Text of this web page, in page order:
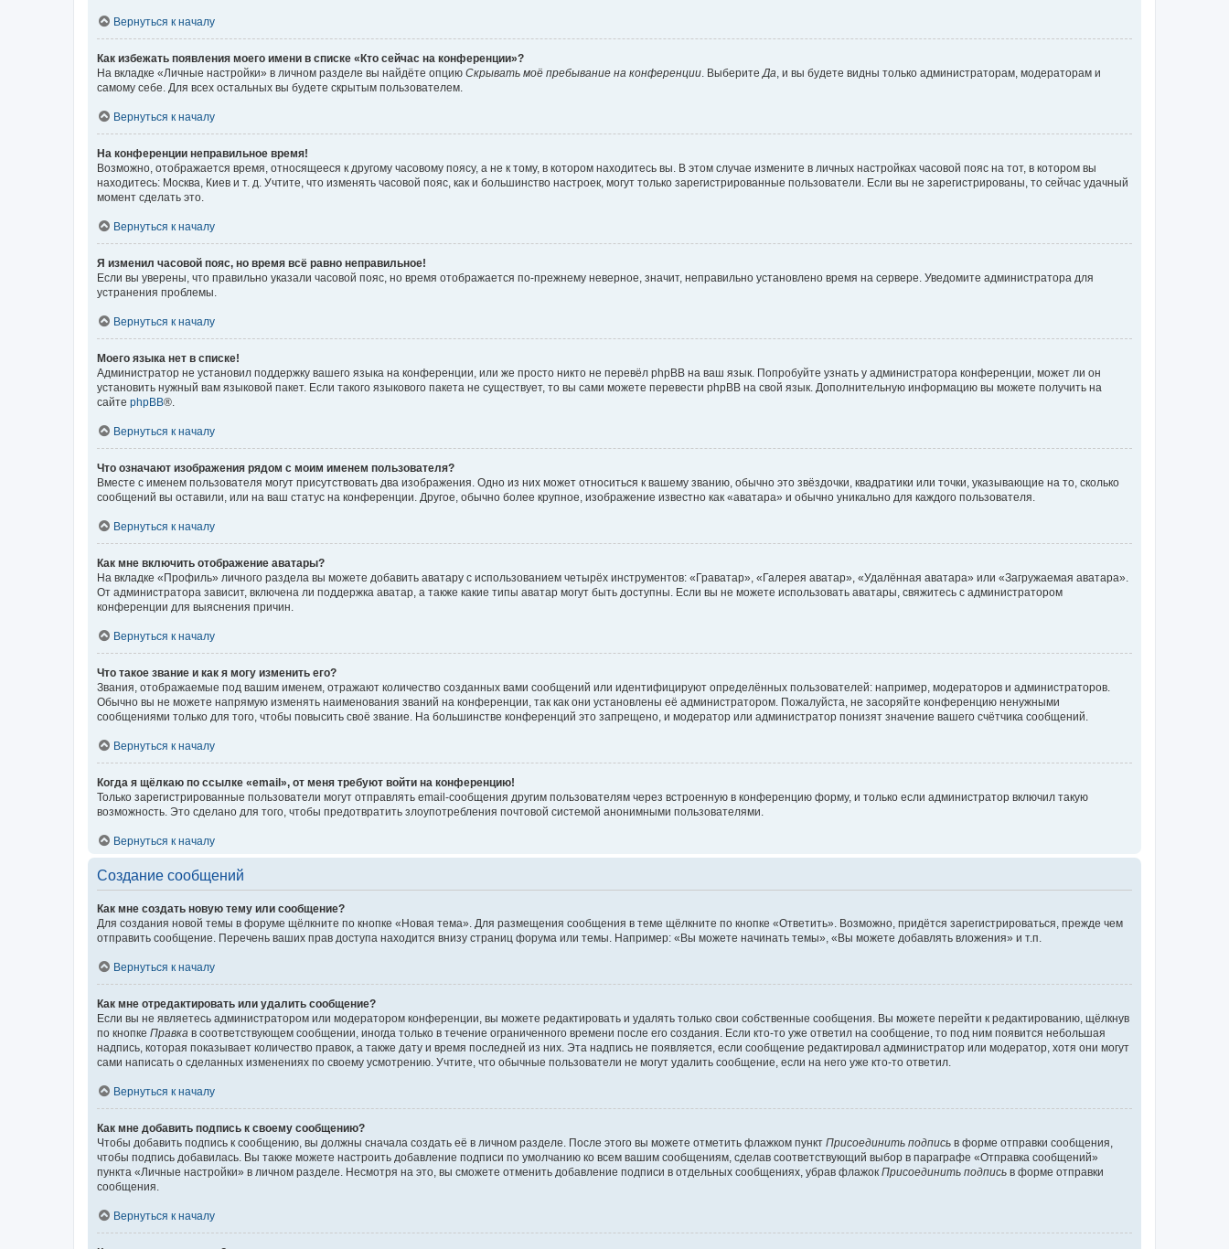
Вернуться к началу
Как избежать появления моего имени в списке «Кто сейчас на конференции»?
На вкладке «Личные настройки» в личном разделе вы найдёте опцию Скрывать моё пребывание на конференции . Выберите Да , и вы будете видны только администраторам, модераторам и
самому себе. Для всех остальных вы будете скрытым пользователем.
Вернуться к началу
На конференции неправильное время!
Возможно, отображается время, относящееся к другому часовому поясу, а не к тому, в котором находитесь вы. В этом случае измените в личных настройках часовой пояс на тот, в котором вы
находитесь: Москва, Киев и т. д. Учтите, что изменять часовой пояс, как и большинство настроек, могут только зарегистрированные пользователи. Если вы не зарегистрированы, то сейчас удачный
момент сделать это.
Вернуться к началу
Я изменил часовой пояс, но время всё равно неправильное!
Если вы уверены, что правильно указали часовой пояс, но время отображается по-прежнему неверное, значит, неправильно установлено время на сервере. Уведомите администратора для
устранения проблемы.
Вернуться к началу
Моего языка нет в списке!
Администратор не установил поддержку вашего языка на конференции, или же просто никто не перевёл phpBB на ваш язык. Попробуйте узнать у администратора конференции, может ли он
установить нужный вам языковой пакет. Если такого языкового пакета не существует, то вы сами можете перевести phpBB на свой язык. Дополнительную информацию вы можете получить на
сайте phpBB®.
Вернуться к началу
Что означают изображения рядом с моим именем пользователя?
Вместе с именем пользователя могут присутствовать два изображения. Одно из них может относиться к вашему званию, обычно это звёздочки, квадратики или точки, указывающие на то, сколько
сообщений вы оставили, или на ваш статус на конференции. Другое, обычно более крупное, изображение известно как «аватара» и обычно уникально для каждого пользователя.
Вернуться к началу
Как мне включить отображение аватары?
На вкладке «Профиль» личного раздела вы можете добавить аватару с использованием четырёх инструментов: «Граватар», «Галерея аватар», «Удалённая аватара» или «Загружаемая аватара».
От администратора зависит, включена ли поддержка аватар, а также какие типы аватар могут быть доступны. Если вы не можете использовать аватары, свяжитесь с администратором
конференции для выяснения причин.
Вернуться к началу
Что такое звание и как я могу изменить его?
Звания, отображаемые под вашим именем, отражают количество созданных вами сообщений или идентифицируют определённых пользователей: например, модераторов и администраторов.
Обычно вы не можете напрямую изменять наименования званий на конференции, так как они установлены её администратором. Пожалуйста, не засоряйте конференцию ненужными
сообщениями только для того, чтобы повысить своё звание. На большинстве конференций это запрещено, и модератор или администратор понизят значение вашего счётчика сообщений.
Вернуться к началу
Когда я щёлкаю по ссылке «email», от меня требуют войти на конференцию!
Только зарегистрированные пользователи могут отправлять email-сообщения другим пользователям через встроенную в конференцию форму, и только если администратор включил такую
возможность. Это сделано для того, чтобы предотвратить злоупотребления почтовой системой анонимными пользователями.
Вернуться к началу
Создание сообщений
Как мне создать новую тему или сообщение?
Для создания новой темы в форуме щёлкните по кнопке «Новая тема». Для размещения сообщения в теме щёлкните по кнопке «Ответить». Возможно, придётся зарегистрироваться, прежде чем
отправить сообщение. Перечень ваших прав доступа находится внизу страниц форума или темы. Например: «Вы можете начинать темы», «Вы можете добавлять вложения» и т.п.
Вернуться к началу
Как мне отредактировать или удалить сообщение?
Если вы не являетесь администратором или модератором конференции, вы можете редактировать и удалять только свои собственные сообщения. Вы можете перейти к редактированию, щёлкнув
по кнопке Правка в соответствующем сообщении, иногда только в течение ограниченного времени после его создания. Если кто-то уже ответил на сообщение, то под ним появится небольшая
надпись, которая показывает количество правок, а также дату и время последней из них. Эта надпись не появляется, если сообщение редактировал администратор или модератор, хотя они могут
сами написать о сделанных изменениях по своему усмотрению. Учтите, что обычные пользователи не могут удалить сообщение, если на него уже кто-то ответил.
Вернуться к началу
Как мне добавить подпись к своему сообщению?
Чтобы добавить подпись к сообщению, вы должны сначала создать её в личном разделе. После этого вы можете отметить флажком пункт Присоединить подпись в форме отправки сообщения,
чтобы подпись добавилась. Вы также можете настроить добавление подписи по умолчанию ко всем вашим сообщениям, сделав соответствующий выбор в параграфе «Отправка сообщений»
пункта «Личные настройки» в личном разделе. Несмотря на это, вы сможете отменить добавление подписи в отдельных сообщениях, убрав флажок Присоединить подпись в форме отправки
сообщения.
Вернуться к началу